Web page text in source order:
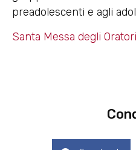
preadolescenti e agli
Santa Messa degli